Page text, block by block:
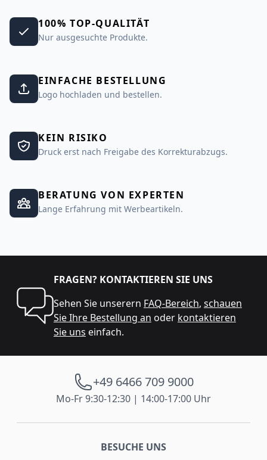
100% TOP-QUALITÄT
Nur ausgesuchte Produkte.
EINFACHE BESTELLUNG
Logo hochladen und bestellen.
KEIN RISIKO
Druck erst nach Freigabe des Korrekturabzugs.
BERATUNG VON EXPERTEN
Lange Erfahrung mit Werbeartikeln.
FRAGEN? KONTAKTIEREN SIE UNS
Sehen Sie unserern FAQ-Bereich, schauen
Sie Ihre Bestellung an oder kontaktieren
Sie uns einfach.
+49 6466 709 9000
Mo-Fr 9:30-12:30 | 14:00-17:00 Uhr
BESUCHE UNS